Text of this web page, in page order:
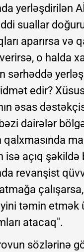
yerləşdirilən
suallar
aparırsa və
o halda
sərhəddə
edir?
əsas
dairələr
isə açıq şəkildə
revanşist
təmin etmək
atacaq".
sözlərinə